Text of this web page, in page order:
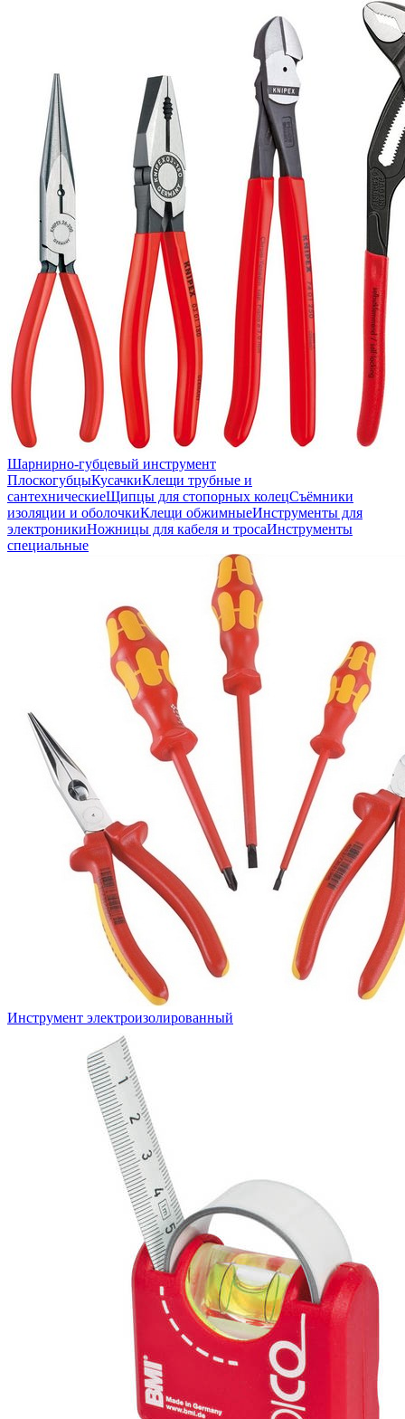
Шарнирно-губцевый инструмент
ПлоскогубцыКусачкиКлещи трубные и
сантехническиеЩипцы для стопорных колецСъёмники
изоляции и оболочкиКлещи обжимныеИнструменты для
электроникиНожницы для кабеля и тросаИнструменты
специальные
Инструмент электроизолированный